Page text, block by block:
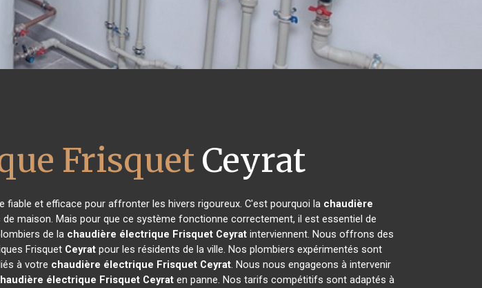
Frisquet Ceyrat
et efficace pour affronter les hivers rigoureux. C'est pourquoi la chaudière
maison. Mais pour que ce système fonctionne correctement, il est essentiel de
de la chaudière électrique Frisquet Ceyrat interviennent. Nous offrons des
Frisquet Ceyrat pour les résidents de la ville. Nos plombiers expérimentés sont
à votre chaudière électrique Frisquet Ceyrat. Nous nous engageons à intervenir
électrique Frisquet Ceyraten panne. Nos tarifs compétitifs sont adaptés à